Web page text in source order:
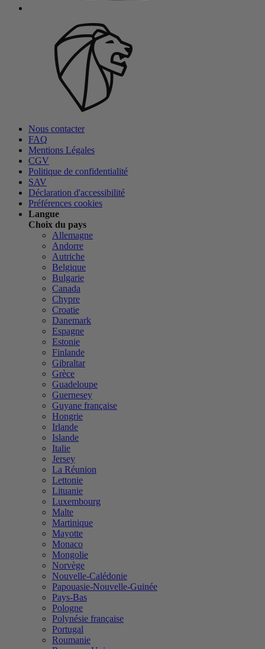
Nous contacter
FAQ
Mentions Légales
CGV
Politique de confidentialité
SAV
Déclaration d'accessibilité
Préférences cookies
Langue
Choix du pays
Allemagne
Andorre
Autriche
Belgique
Bulgarie
Canada
Chypre
Croatie
Danemark
Espagne
Estonie
Finlande
Gibraltar
Grèce
Guadeloupe
Guernesey
Guyane française
Hongrie
Irlande
Islande
Italie
Jersey
La Réunion
Lettonie
Lituanie
Luxembourg
Malte
Martinique
Mayotte
Monaco
Mongolie
Norvège
Nouvelle-Calédonie
Papouasie-Nouvelle-Guinée
Pays-Bas
Pologne
Polynésie française
Portugal
Roumanie